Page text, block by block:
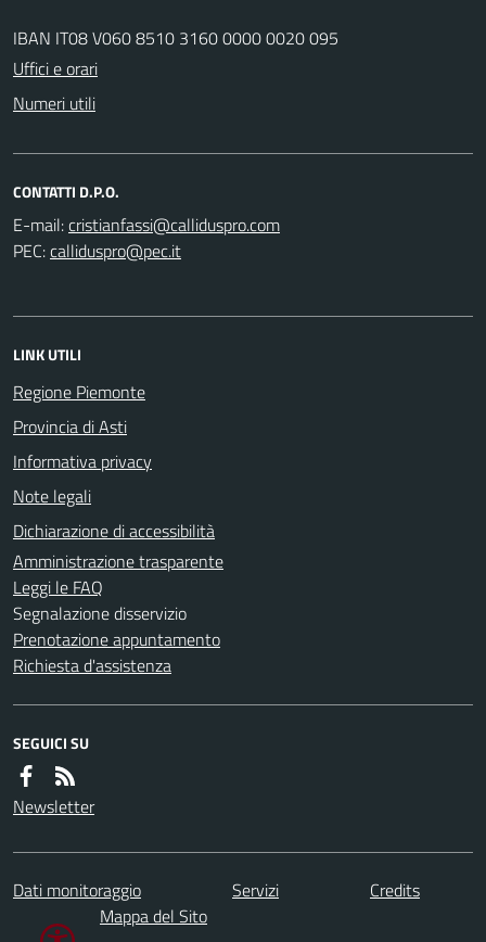
IBAN IT08 V060 8510 3160 0000 0020 095
Uffici e orari
Numeri utili
CONTATTI D.P.O.
E-mail:
PEC:
LINK UTILI
Regione Piemonte
Provincia di Asti
Informativa privacy
Note legali
Dichiarazione di accessibilità
Amministrazione trasparente
Leggi le FAQ
Segnalazione disservizio
Prenotazione appuntamento
Richiesta d'assistenza
SEGUICI SU
Newsletter
Dati monitoraggio Servizi
Credits
Mappa del Sito